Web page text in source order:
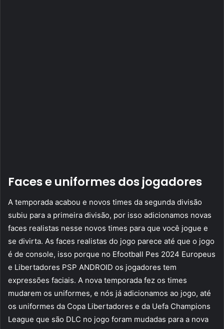
Faces e uniformes dos jogadores
A temporada acabou e novos times da segunda divisão
subiu para a primeira divisão, por isso adicionamos novas
faces realistas nesse novos times para que você jogue e
se divirta. As faces realistas do jogo parece até que o jogo
é de console, isso porque no Efootball Pes 2024 Europeus
e Libertadores PSP ANDROID os jogadores tem
expressões faciais. A nova temporada fez os times
mudarem os uniformes, e nós já adicionamos ao jogo, até
os uniformes da Copa Libertadores e da Uefa Champions
League que são DLC no jogo foram mudadas para a nova